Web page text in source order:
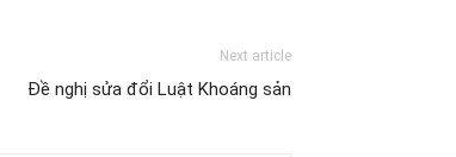
Next article
Đề nghị sửa đổi Luật Khoáng sản